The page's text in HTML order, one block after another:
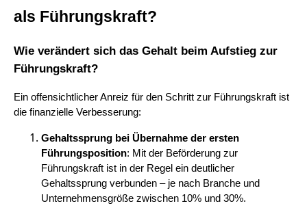
als Führungskraft?
Wie verändert sich das Gehalt beim Aufstieg zur
Führungskraft?
Ein offensichtlicher Anreiz für den Schritt zur Führungskraft ist
die finanzielle Verbesserung:
Gehaltssprung bei Übernahme der ersten
Führungsposition: Mit der Beförderung zur
Führungskraft ist in der Regel ein deutlicher
Gehaltssprung verbunden – je nach Branche und
Unternehmensgröße zwischen 10% und 30%.